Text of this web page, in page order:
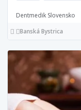
Dentmedik Slovensko
Banská Bystrica